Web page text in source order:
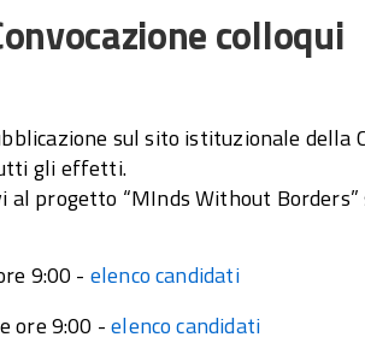
colloqui
sul sito istituzionale della
gli effetti.
progetto “MInds Without
9:00 - elenco candidati
ore 9:00 -elenco candidati